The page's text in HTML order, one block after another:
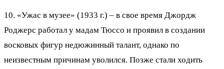
10. «Ужас в музее» (1933 г.) – в свое время Джордж
Роджерс работал у мадам Тюссо и проявил в создании
восковых фигур недюжинный талант, однако по
неизвестным причинам уволился. Позже стали ходить